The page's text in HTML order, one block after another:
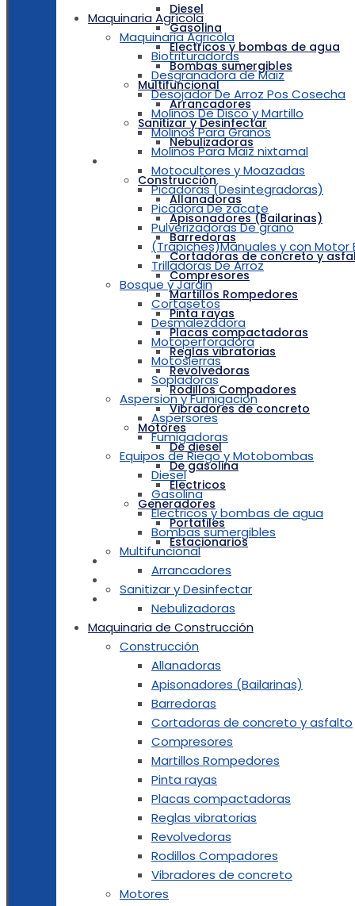
Diesel
Gasolina
Electricos y bombas de agua
Bombas sumergibles
Multifuncional
Arrancadores
Sanitizar y Desinfectar
Nebulizadoras
MAQUINARIA DE CONSTRUCCIÓN
Construcción
Allanadoras
Apisonadores (Bailarinas)
Barredoras
Cortadoras de concreto y
Compresores
Martillos Rompedores
Pinta rayas
Placas compactadoras
Reglas vibratorias
Revolvedoras
Rodillos Compadores
Vibradores de concreto
Motores
De diesel
De gasolina
Electricos
Generadores
Portatiles
Estacionarios
MOTORES MARINOS
GARANTIAS
NOSOTROS
Maquinaria Agrícola
Maquinaria Agricola
Biotrituradoras
Desgranadora de Maiz
Desojador De Arroz Pos Cosecha
Molinos De Disco y Martillo
Molinos Para Granos
Molinos Para Maiz nixtamal
Motocultores y Moazadas
Picadoras (Desintegradoras)
Picadora De zacate
Pulverizadoras De grano
(Trapiches)Manuales y con Motor
Trilladoras De Arroz
Bosque y Jardin
Cortasetos
Desmalezadora
Motoperforadora
Motosierras
Sopladoras
Aspersion y Fumigacion
Aspersores
Fumigadoras
Equipos de Riego y Motobombas
Diesel
Gasolina
Electricos y bombas de agua
Bombas sumergibles
Multifuncional
Arrancadores
Sanitizar y Desinfectar
Nebulizadoras
Maquinaria de Construcción
Construcción
Allanadoras
Apisonadores (Bailarinas)
Barredoras
Cortadoras de concreto y asfalto
Compresores
Martillos Rompedores
Pinta rayas
Placas compactadoras
Reglas vibratorias
Revolvedoras
Rodillos Compadores
Vibradores de concreto
Motores